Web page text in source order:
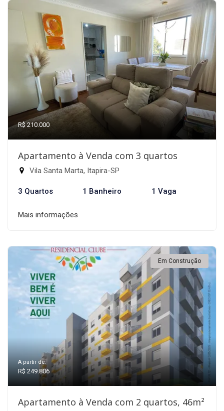
R$ 210.000
Apartamento à Venda com 3 quartos
Vila Santa Marta, Itapira-SP
3 Quartos 1 Banheiro 1 Vaga
Mais informações
Em Construção
A partir de:
R$ 249.806
Apartamento à Venda com 2 quartos, 46m²